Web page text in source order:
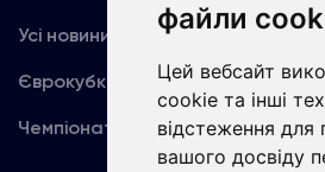
файли
Цей вебсайт
cookie та інші
відстеження для
вашого досвіду
Усі новини
Єврокубки
Чемпіонат України